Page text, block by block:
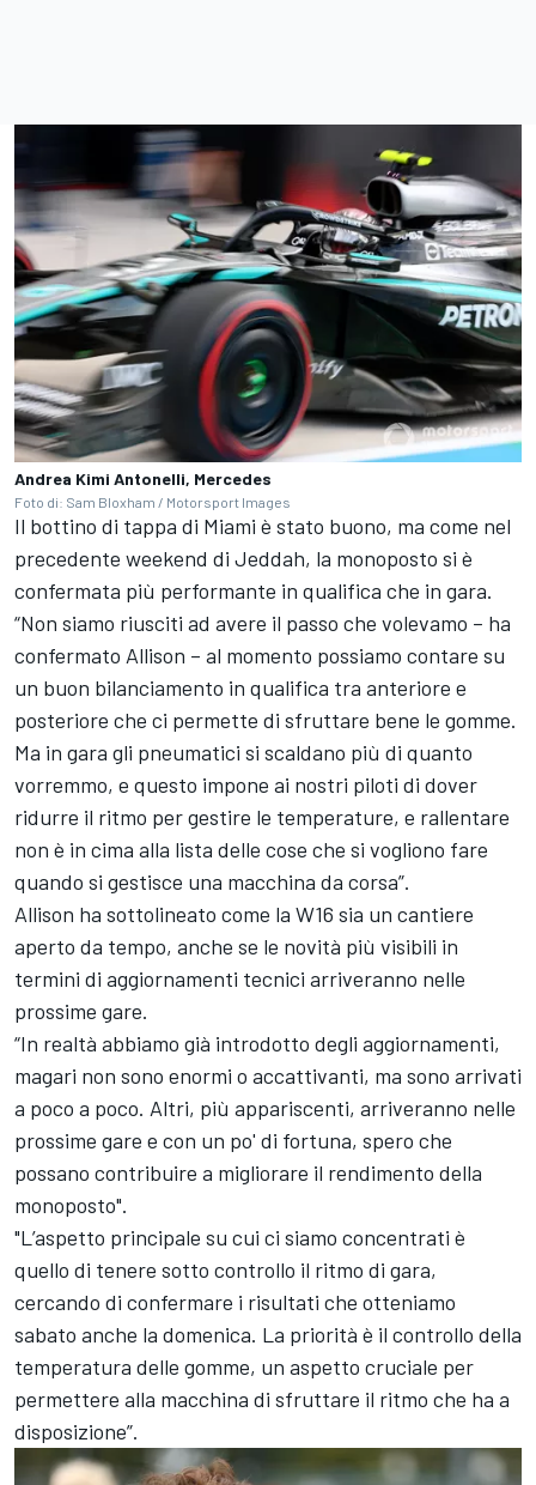
Andrea Kimi Antonelli, Mercedes
Foto di: Sam Bloxham / Motorsport Images
Il bottino di tappa di Miami è stato buono, ma come nel
precedente weekend di Jeddah, la monoposto si è
confermata più performante in qualifica che in gara.
“Non siamo riusciti ad avere il passo che volevamo – ha
confermato Allison – al momento possiamo contare su
un buon bilanciamento in qualifica tra anteriore e
posteriore che ci permette di sfruttare bene le gomme.
Ma in gara gli pneumatici si scaldano più di quanto
vorremmo, e questo impone ai nostri piloti di dover
ridurre il ritmo per gestire le temperature, e rallentare
non è in cima alla lista delle cose che si vogliono fare
quando si gestisce una macchina da corsa”.
Allison ha sottolineato come la W16 sia un cantiere
aperto da tempo, anche se le novità più visibili in
termini di aggiornamenti tecnici arriveranno nelle
prossime gare.
“In realtà abbiamo già introdotto degli aggiornamenti,
magari non sono enormi o accattivanti, ma sono arrivati
a poco a poco. Altri, più appariscenti, arriveranno nelle
prossime gare e con un po' di fortuna, spero che
possano contribuire a migliorare il rendimento della
monoposto".
"L’aspetto principale su cui ci siamo concentrati è
quello di tenere sotto controllo il ritmo di gara,
cercando di confermare i risultati che otteniamo
sabato anche la domenica. La priorità è il controllo della
temperatura delle gomme, un aspetto cruciale per
permettere alla macchina di sfruttare il ritmo che ha a
disposizione”.